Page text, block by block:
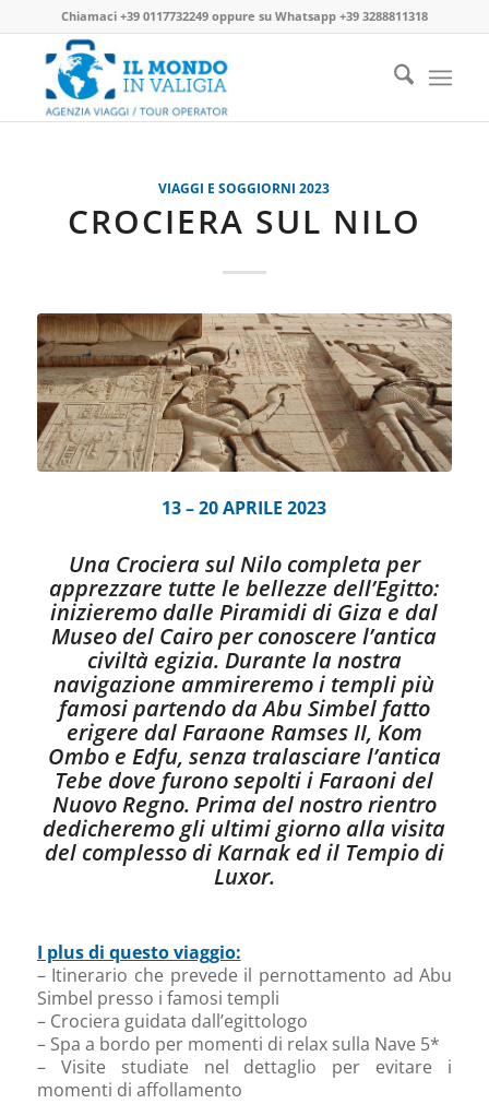
Chiamaci +39 0117732249oppure su Whatsapp +39 3288811318
VIAGGI E SOGGIORNI 2023
CROCIERA SUL NILO
13 – 20 APRILE 2023
Una Crociera sul Nilo completa per
apprezzare tutte le bellezze dell’Egitto:
inizieremo dalle Piramidi di Giza e dal
Museo del Cairo per conoscere l’antica
civiltà egizia. Durante la nostra
navigazione ammireremo i templi più
famosi partendo da Abu Simbel fatto
erigere dal Faraone Ramses II, Kom
Ombo e Edfu, senza tralasciare l’antica
Tebe dove furono sepolti i Faraoni del
Nuovo Regno. Prima del nostro rientro
dedicheremo gli ultimi giorno alla visita
del complesso di Karnak ed il Tempio di
Luxor.
I plus di questo viaggio:
– Itinerario che prevede il pernottamento ad Abu
Simbel presso i famosi templi
– Crociera guidata dall’egittologo
– Spa a bordo per momenti di relax sulla Nave 5*
– Visite studiate nel dettaglio per evitare i
momenti di affollamento